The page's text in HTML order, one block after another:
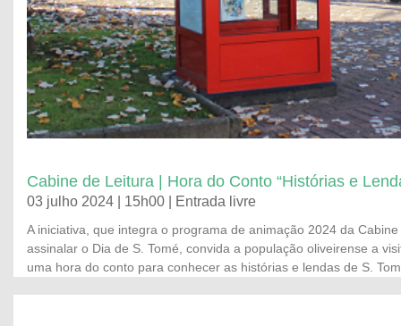
Cabine de Leitura | Hora do Conto “Histórias e
03 julho 2024 | 15h00 | Entrada livre
A iniciativa, que integra o programa de animação 2024 da
assinalar o Dia de S. Tomé, convida a população oliveirense a
uma hora do conto para conhecer as histórias e lendas de S.